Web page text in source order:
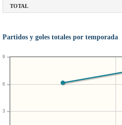
TOTAL
Partidos y goles totales por temporada
3
6
9